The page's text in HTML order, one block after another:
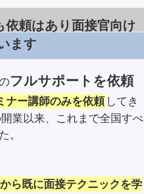
依頼はあり面接官向け
ます
フルサポートを依頼
ナー講師のみを依頼 してき
業以来、これまで全国すべ
。
ら既に面接テクニックを学